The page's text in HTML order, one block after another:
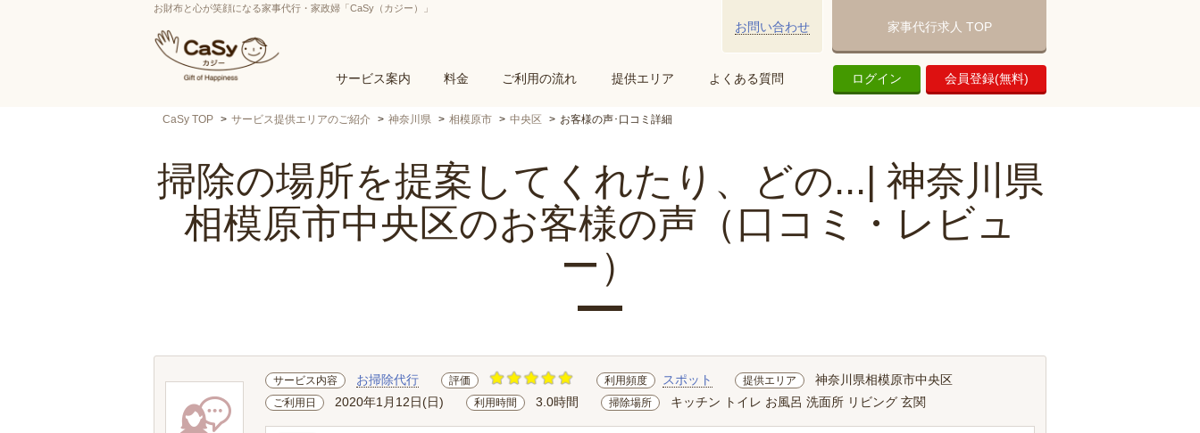
お財布と心が笑顔になる家事代行・家政婦「CaSy（カジー）」
サービス案内 料金 ご利用の流れ 提供エリア よくある質問 ログイン 会員登録(無料)
お問い合わせ 家事代行求人 TOP
CaSy TOP サービス提供エリアのご紹介 神奈川県 相模原市 中央区 お客様の声･口コミ詳細
掃除の場所を提案してくれたり、どの...| 神奈川県
相模原市中央区のお客様の声（口コミ・レビュ
ー）
サービス内容 お掃除代行 評価 利用頻度 スポット 提供エリア 神奈川県相模原市中央区
ご利用日 2020年1月12日(日) 利用時間 3.0時間 掃除場所 キッチン トイレ お風呂 洗面所 リビング 玄関